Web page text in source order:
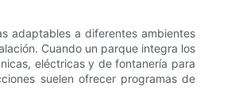
adaptables a diferentes ambientes
Cuando un parque integra los
eléctricas y de fontanería para
suelen ofrecer programas de